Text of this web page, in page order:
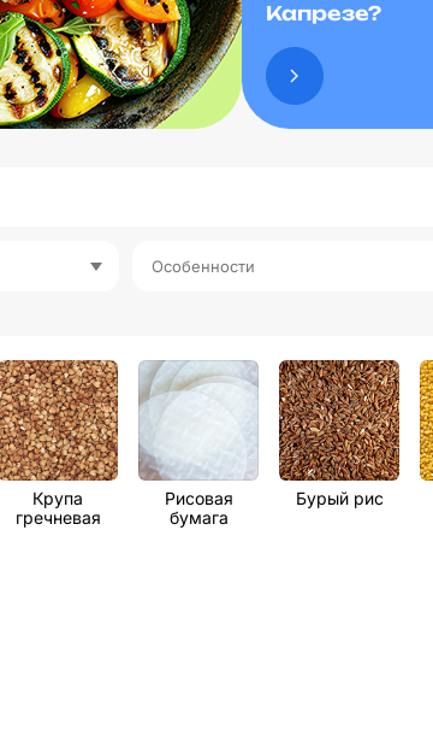
Капрезе?
Особенности
Крупа
гречневая
Рисовая
бумага
Бурый рис